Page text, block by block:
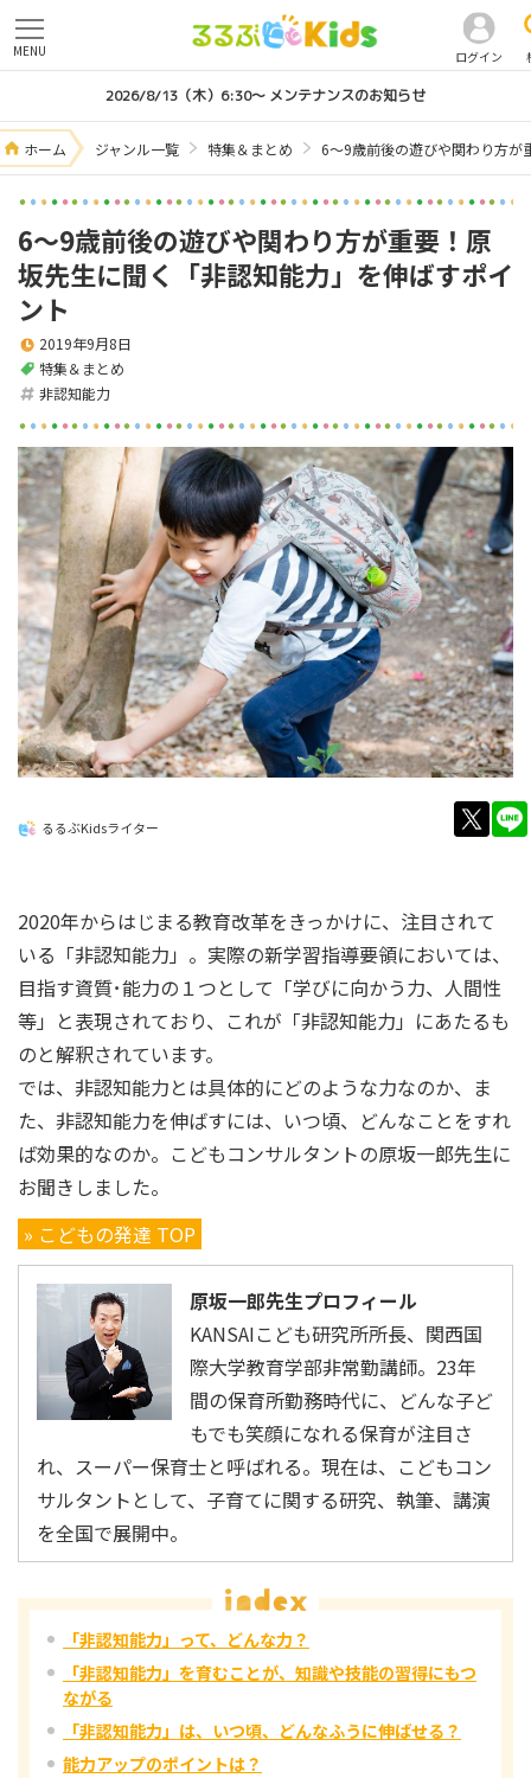
ログイン
MENU
2026/8/13（木）6:30～ メンテナンスのお知らせ
ホーム ジャンル一覧 特集＆まとめ 6～9歳前後の遊びや関わり方が
6～9歳前後の遊びや関わり方が重要！原
坂先生に聞く「非認知能力」を伸ばすポイ
ント
特集＆まとめ
2019年9月8日
非認知能力
るるぶKidsライター
2020年からはじまる教育改革をきっかけに、注目されて
いる「非認知能力」。実際の新学習指導要領においては、
目指す資質･能力の１つとして「学びに向かう力、人間性
等」と表現されており、これが「非認知能力」にあたるも
のと解釈されています。
では、非認知能力とは具体的にどのような力なのか、ま
た、非認知能力を伸ばすには、いつ頃、どんなことをすれ
ば効果的なのか。こどもコンサルタントの原坂一郎先生に
お聞きしました。
» こどもの発達 TOP
原坂一郎先生プロフィール
KANSAIこども研究所所長、関西国
際大学教育学部非常勤講師。23年
間の保育所勤務時代に、どんな子ど
もでも笑顔になれる保育が注目さ
れ、スーパー保育士と呼ばれる。現在は、こどもコン
サルタントとして、子育てに関する研究、執筆、講演
を全国で展開中。
「非認知能力」って、どんな力？
「非認知能力」を育むことが、知識や技能の習得にもつ
ながる
「非認知能力」は、いつ頃、どんなふうに伸ばせる？
能力アップのポイントは？